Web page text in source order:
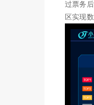
过票务
区实现